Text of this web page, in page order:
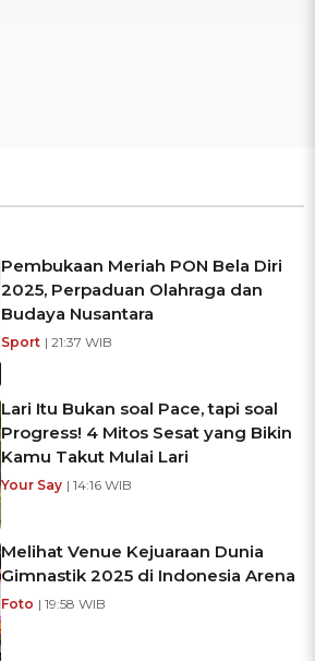
Pembukaan Meriah PON Bela Diri
2025, Perpaduan Olahraga dan
Budaya Nusantara
Sport | 21:37 WIB
Lari Itu Bukan soal Pace, tapi soal
Progress! 4 Mitos Sesat yang Bikin
Kamu Takut Mulai Lari
Your Say | 14:16 WIB
Melihat Venue Kejuaraan Dunia
Gimnastik 2025 di Indonesia Arena
Foto | 19:58 WIB